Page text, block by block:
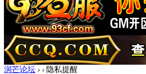
润芒论坛 › › 隐私提醒